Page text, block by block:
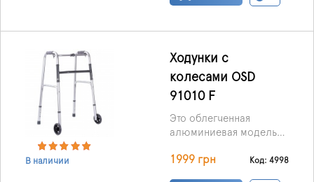
продукт можно сложить
для удобной
транспортировки.
В наличии
Ходунки с
колесами OSD
91010 F
Это облегченная
алюминиевая модель
2,5 кг, отличается
1999 грн Код: 4998